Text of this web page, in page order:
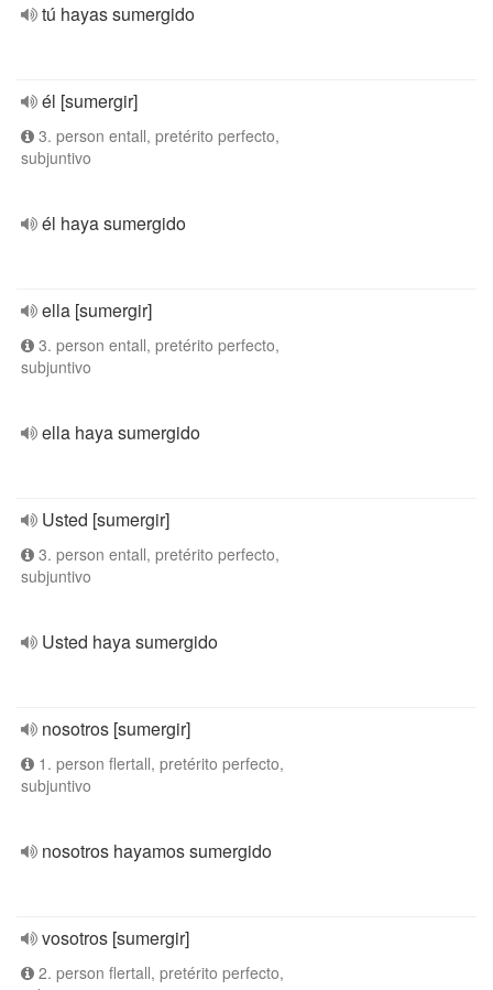
tú hayas sumergido
él [sumergir]
3. person entall, pretérito perfecto,
subjuntivo
él haya sumergido
ella [sumergir]
3. person entall, pretérito perfecto,
subjuntivo
ella haya sumergido
Usted [sumergir]
3. person entall, pretérito perfecto,
subjuntivo
Usted haya sumergido
nosotros [sumergir]
1. person flertall, pretérito perfecto,
subjuntivo
nosotros hayamos sumergido
vosotros [sumergir]
2. person flertall, pretérito perfecto,